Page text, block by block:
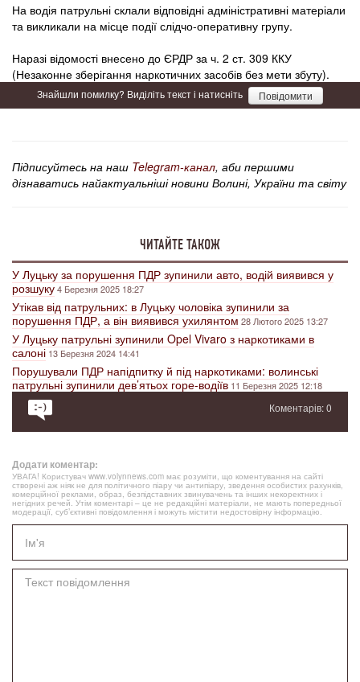
На водія патрульні склали відповідні адміністративні матеріали
та викликали на місце події слідчо-оперативну групу.
Наразі відомості внесено до ЄРДР за ч. 2 ст. 309 ККУ
(Незаконне зберігання наркотичних засобів без мети збуту).
Знайшли помилку? Виділіть текст і натисніть Повідомити
Підписуйтесь на наш Telegram-канал, аби першими
дізнаватись найактуальніші новини Волині, України та світу
ЧИТАЙТЕ ТАКОЖ
У Луцьку за порушення ПДР зупинили авто, водій виявився у
розшуку4 Березня 2025 18:27
Утікав від патрульних: в Луцьку чоловіка зупинили за
порушення ПДР, а він виявився ухилянтом28 Лютого 2025 13:27
У Луцьку патрульні зупинили Opel Vivaro з наркотиками в
салоні 13 Березня 2024 14:41
Порушували ПДР напідпитку й під наркотиками: волинські
патрульні зупинили дев’ятьох горе-водіїв 11 Березня 2025 12:18
Коментарів: 0
Додати коментар:
УВАГА! Користувач www.volynnews.com має розуміти, що коментування на сайті
створені аж ніяк не для політичного піару чи антипіару, зведення особистих рахунків,
комерційної реклами, образ, безпідставних звинувачень та інших некоректних і
негідних речей. Утім коментарі – це не редакційні матеріали, не мають попередньої
модерації, суб’єктивні повідомлення і можуть містити недостовірну інформацію.